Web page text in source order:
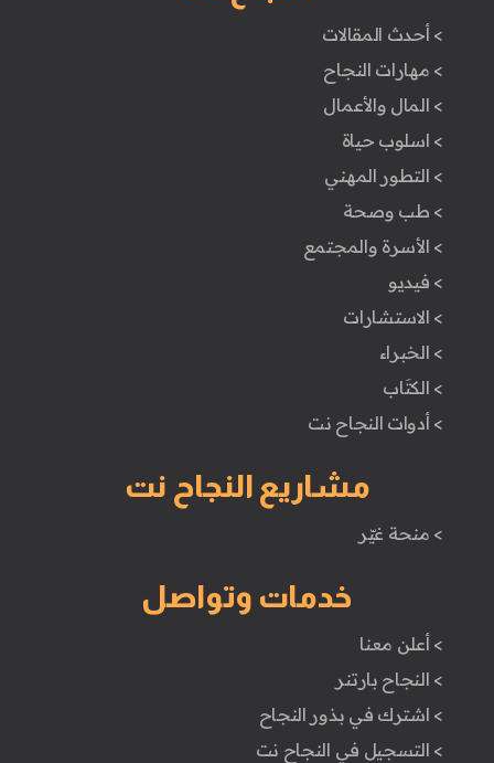
> أحدث المقالات
> مهارات النجاح
> المال والأعمال
> اسلوب حياة
> التطور المهني
> طب وصحة
> الأسرة والمجتمع
> فيديو
> الاستشارات
> الخبراء
> الكتَاب
> أدوات النجاح نت
مشاريع النجاح نت
> منحة غيّر
خدمات وتواصل
> أعلن معنا
> النجاح بارتنر
> اشترك في بذور النجاح
> التسجيل في النجاح نت